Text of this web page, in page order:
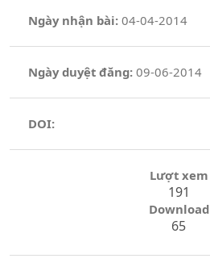
Ngày nhận bài: 04-04-2014
Ngày duyệt đăng:09-06-2014
DOI:
Lượt xem
191
Download
65